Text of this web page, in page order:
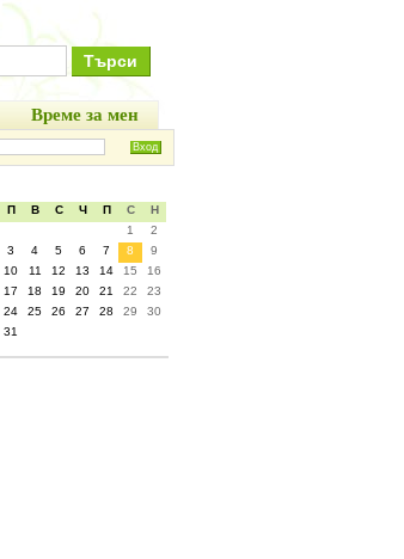
Време за мен
П В С Ч П С
Н
1
2
3
4 5 6 7 8
9
10
11 12 13 14 15
16
17
18 19 20 21 22
23
24
25 26 27 28 29
30
31